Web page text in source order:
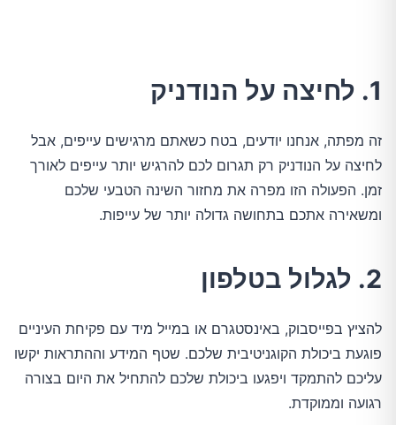
1. לחיצה על הנודניק
זה מפתה, אנחנו יודעים, בטח כשאתם מרגישים עייפים, אבל
לחיצה על הנודניק רק תגרום לכם להרגיש יותר עייפים לאורך
זמן. הפעולה הזו מפרה את מחזור השינה הטבעי שלכם
ומשאירה אתכם בתחושה גדולה יותר של עייפות.
2. לגלול בטלפון
להציץ בפייסבוק, באינסטגרם או במייל מיד עם פקיחת העיניים
פוגעת ביכולת הקוגניטיבית שלכם. שטף המידע וההתראות יקשו
עליכם להתמקד ויפגעו ביכולת שלכם להתחיל את היום בצורה
רגועה וממוקדת.